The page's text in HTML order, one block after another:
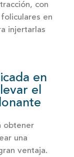
con
en
injertarlas
en
el
obtener
una
ventaja.